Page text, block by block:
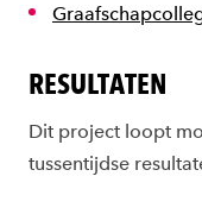
RESULTATEN
Dit project loopt
tussentijdse